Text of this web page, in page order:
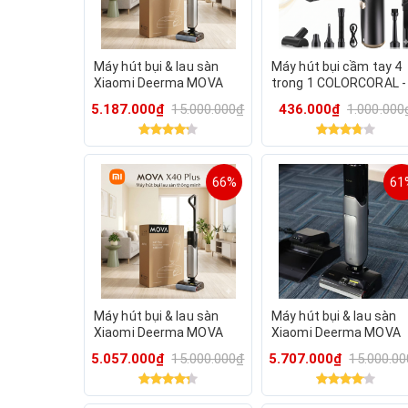
Máy hút bụi & lau sàn
Xiaomi Deerma MOVA
độ, tự sấy giẻ lau
5.187.000₫ 15.000.000₫
Máy hút bụi cầm tay 4
trong 1 COLORCORAL -
Mỹ ) Hút, Thổi, Bơm,
Chân Không
436.000₫
66%
Máy hút bụi & lau sàn
Xiaomi Deerma MOVA
độ, tự sấy giẻ lau
5.057.000₫ 15.000.000₫
Máy hút bụi & lau sàn
Xiaomi Deerma MOVA
độ, tự sấy giẻ lau
5.707.000₫